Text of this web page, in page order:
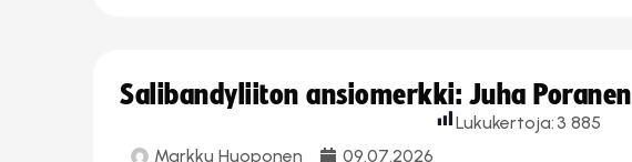
Salibandyliiton ansiomerkki: Juha Poranen
Markku Huoponen 09.07.2026
Lukukertoja: 3 885